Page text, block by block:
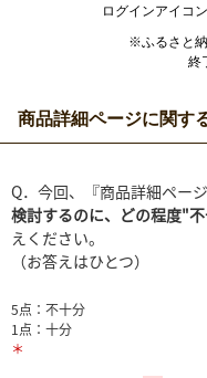
ログインアイコ
※ふるさと
終
商品詳細ページに関す